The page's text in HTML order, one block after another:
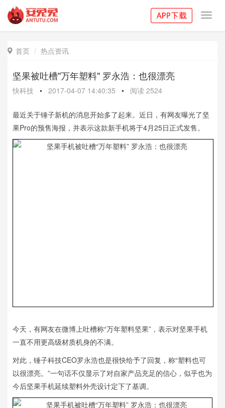
 首页 热点资讯
坚果被吐槽"万年塑料" 罗永浩：也很漂亮
快科技 • 2017-04-07 14:40:35 • 阅读 2524
最近关于锤子新机的消息开始多了起来。近日，有网友曝光了坚
果Pro的预售海报，并表示这款新手机将于4月25日正式发售。
今天，有网友在微博上吐槽称“万年塑料坚果”，表示对坚果手机
一直不用更高级材质机身的不满。
对此，锤子科技CEO罗永浩也是很快给予了回复，称“塑料也可
以很漂亮。”一句话不仅显示了对自家产品充足的信心，似乎也为
今后坚果手机延续塑料外壳设计定下了基调。